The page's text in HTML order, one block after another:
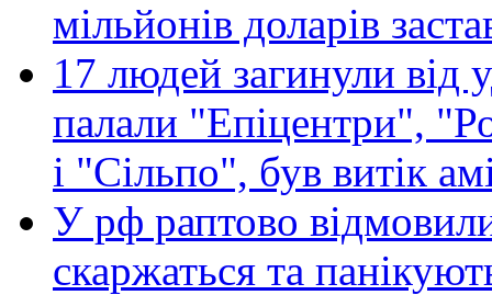
мільйонів доларів
17 людей загинули від
палали "Епіцентри",
і "Сільпо", був витік
У рф раптово
скаржаться та